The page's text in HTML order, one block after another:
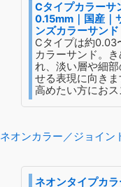
Cタイプカラー
0.15mm｜国産｜
ンズカラーサンド
Cタイプは約0.03
カラーサンド。
れ、淡い層や細
せる表現に向き
高めたい方におス
ネオンカラー／ジョイン
ネオンタイプカ